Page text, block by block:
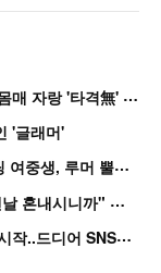
비
비, 성행위 연상 안무로 논란인데..워터밤 몸매 자랑 '타격無' 근황
'글래머'
“
연습생 아닙니다” 싸이 '흠뻑쇼' 즉석 캐스팅 여중생, 루머 뿔났다[Oh!쎈 이...
홍
진영, '임신설' 종결 작정하고 입은 옷…"맨날 혼내시니까" 억울
'
흑백' 김도윤♥배우 김서연, 4년만 공개열애 시작..드디어 SNS에 노출 [핫피...